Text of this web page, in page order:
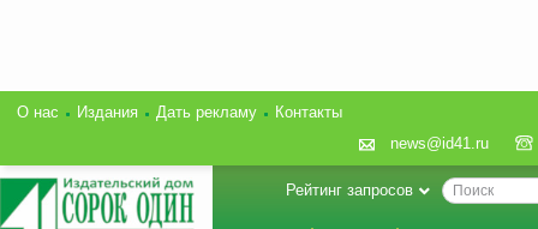
О нас Издания Дать рекламу
Контакты
news@id41.ru
Рейтинг запросов